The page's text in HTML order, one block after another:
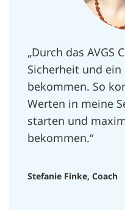
„Durch das AVGS
Sicherheit und
bekommen. So
Werten in meine
starten und
bekommen.“
Stefanie Finke, Coach